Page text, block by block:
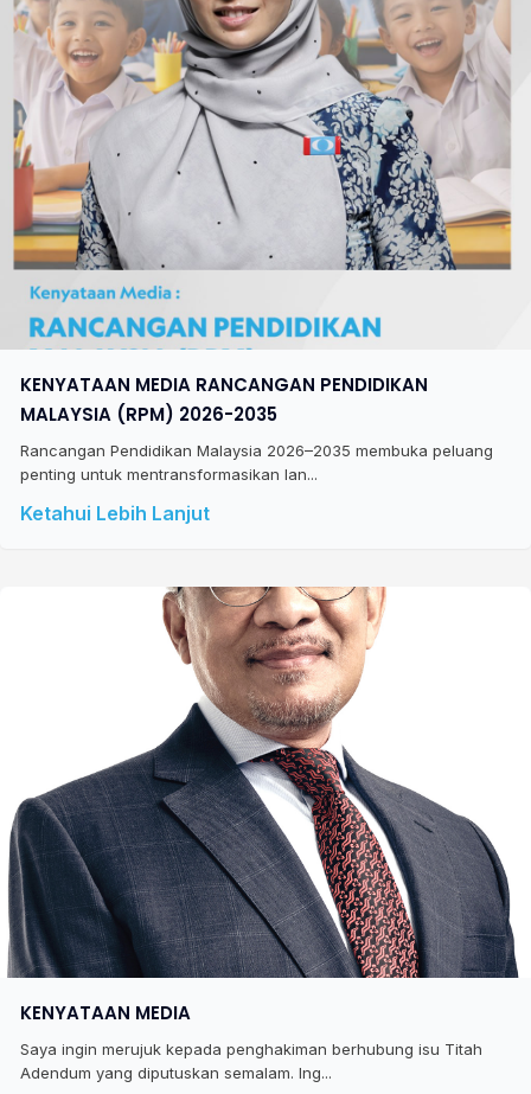
KENYATAAN MEDIA RANCANGAN PENDIDIKAN
MALAYSIA (RPM) 2026-2035
Rancangan Pendidikan Malaysia 2026–2035 membuka peluang
penting untuk mentransformasikan lan...
Ketahui Lebih Lanjut
KENYATAAN MEDIA
Saya ingin merujuk kepada penghakiman berhubung isu Titah
Adendum yang diputuskan semalam. Ing...